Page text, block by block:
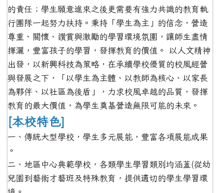
的責任；學生願意進來之後更需要有強力共識的教育執
行團隊一起努力扶持。秉持「學生為主」的信念，營造
尊重、關懷、讚賞與激勵的學習環境氛圍，讓師生盡情
揮灑，豐富孩子的學習，發揮教育的價值。 以人文精神
出發，以新興科技為策略，在承續學校優質的校風經營
與發展之下，「以學生為主體、以教師為核心、以家長
為夥伴、以社區為後盾」，力求校風卓越的品質，發揮
教育的最大價值，為學生奠基營造無限可能的未來。
[本校特色]
一、傳統大型學校，學生多元展能，豐富各項展能成果
。
二、地區中心典範學校，各類學生學習類別均涵蓋(從幼
兒園到藝術才藝班及特殊教育，提供適切的學生學習環